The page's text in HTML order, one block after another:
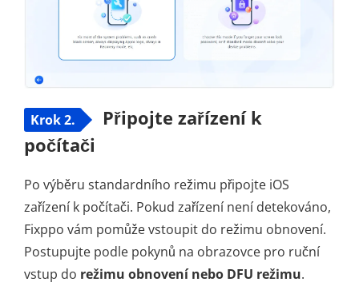
Krok 2.
Připojte zařízení k
počítači
Po výběru standardního režimu připojte iOS
zařízení k počítači. Pokud zařízení není detekováno,
Fixppo vám pomůže vstoupit do režimu obnovení.
Postupujte podle pokynů na obrazovce pro ruční
vstup do režimu obnovení nebo DFU režimu.